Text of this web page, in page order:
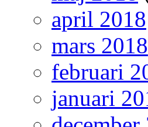
april 2018
mars 2018
februari
januari